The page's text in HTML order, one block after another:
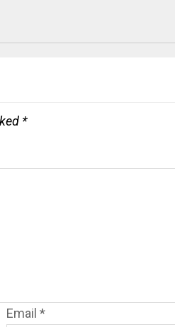
*
Email*